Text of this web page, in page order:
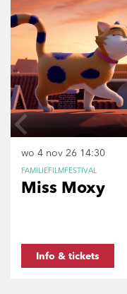
Miss Moxy
FAMILIEFILMFESTIVAL
wo 4 nov 26 14:30
Info & tickets